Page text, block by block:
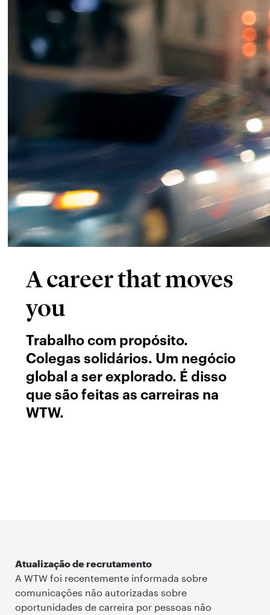
A career that moves
you
Trabalho com propósito.
Colegas solidários. Um negócio
global a ser explorado. É disso
que são feitas as carreiras na
WTW.
Atualização de recrutamento
A WTW foi recentemente informada sobre
comunicações não autorizadas sobre
oportunidades de carreira por pessoas não